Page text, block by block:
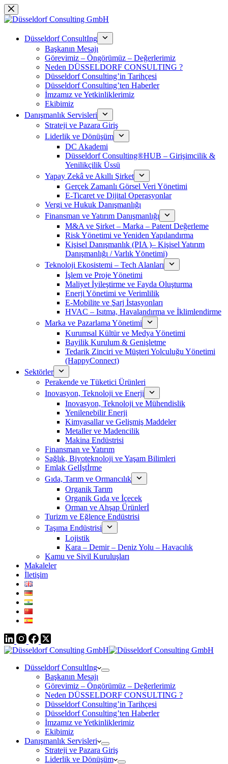
Skip
to
Düsseldorf ConsultIng
Başkanın Mesajı
Görevimiz – Öngörümüz – Değerlerimiz
Neden DÜSSELDORF CONSULTING ?
Düsseldorf Consulting’in Tarihçesi
Düsseldorf Consulting’ten Haberler
İmzamız ve Yetkinliklerimiz
Ekibimiz
Danışmanlık Servisleri
Strateji ve Pazara Giriş
Liderlik ve Dönüşüm
DC Akademi
Düsseldorf Consulting®HUB – Girişimcilik &
Yenilikçilik Üssü
Yapay Zekâ ve Akıllı Şirket
Gerçek Zamanlı Görsel Veri Yönetimi
E-Ticaret ve Dijital Operasyonlar
Vergi ve Hukuk Danışmanlığı
Finansman ve Yatırım Danışmanlığı
M&A ve Şirket – Marka – Patent Değerleme
Risk Yönetimi ve Yeniden Yapılandırma
Kişisel Danışmanlık (PIA )– Kişisel Yatırım
Danışmanlığı / Varlık Yönetimi)
Teknoloji Ekosistemi – Tech Alanları
İşlem ve Proje Yönetimi
Maliyet İyileştirme ve Fayda Oluşturma
Enerji Yönetimi ve Verimlilik
E-Mobilite ve Şarj İstasyonları
HVAC – Isıtma, Havalandırma ve İklimlendirme
Marka ve Pazarlama Yönetimi
Kurumsal Kültür ve Medya Yönetimi
Bayilik Kurulum & Genişletme
Tedarik Zinciri ve Müşteri Yolculuğu Yönetimi
(HappyConnect)
Sektörler
Perakende ve Tüketici Ürünleri
Inovasyon, Teknoloji ve Enerji
Inovasyon, Teknoloji ve Mühendislik
Yenilenebilir Enerji
Kimyasallar ve Gelişmiş Maddeler
Metaller ve Madencilik
Makina Endüstrisi
Finansman ve Yatırım
Sağlık, Biyoteknoloji ve Yaşam Bilimleri
Emlak Gelİştİrme
Gıda, Tarım ve Ormancılık
Organik Tarım
Organik Gıda ve İçecek
Orman ve Ahşap Ürünlerİ
Turizm ve Eğlence Endüstrisi
Taşıma Endüstrisi
Lojistik
Kara – Demir – Deniz Yolu – Havacılık
Kamu ve Sivil Kuruluşları
Makaleler
İletişim
Düsseldorf ConsultIng
Başkanın Mesajı
Görevimiz – Öngörümüz – Değerlerimiz
Neden DÜSSELDORF CONSULTING ?
Düsseldorf Consulting’in Tarihçesi
Düsseldorf Consulting’ten Haberler
İmzamız ve Yetkinliklerimiz
Ekibimiz
Danışmanlık Servisleri
Strateji ve Pazara Giriş
Liderlik ve Dönüşüm